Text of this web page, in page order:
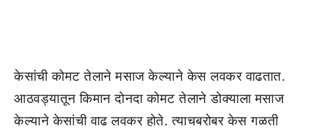
केसांची कोमट तेलाने मसाज केल्याने केस लवकर वाढतात.
आठवड्यातून किमान दोनदा कोमट तेलाने डोक्याला मसाज
केल्याने केसांची वाढ लवकर होते. त्याचबरोबर केस गळती